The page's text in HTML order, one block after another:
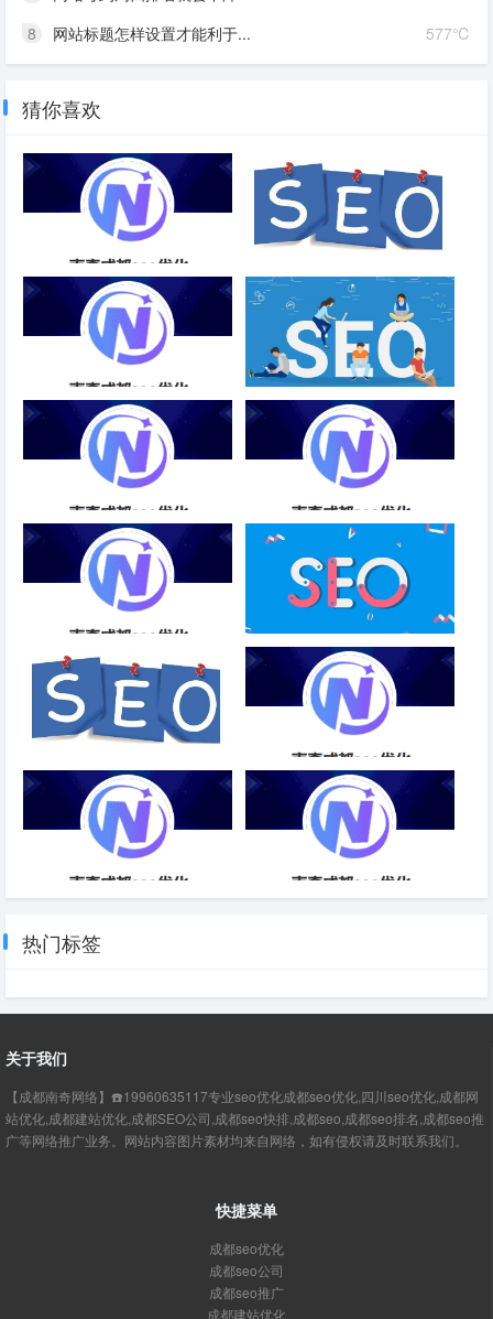
577℃
8 网站标题怎样设置才能利于...
猜你喜欢
智能小程序SEO优化-成都SEO
外链资源丰富的旧页面应该怎样
处理？
手机网站SEO排名优化方法-成
都SEO
买的域名目前还有词排名和收
录，更换内容以后还能不能用？
实惠的SEO优化排名收费低-成
都SEO
SEO关键词排名优化方案-成都
SEO
成都SEO
如何让用户看到你的网站第一眼
就觉得很正规呢？
企业SEO，怎么打造百度（4-
5）高权重网站，必备要素有哪
手机SEO排名优化软件运营-成
都SEO
热门标签
关于我们
【成都南奇网络】☎️19960635117专业seo优化成都seo优化,四川seo优化,成都网
站优化,成都建站优化,成都SEO公司,成都seo快排,成都seo,成都seo排名,成都seo推
广等网络推广业务。网站内容图片素材均来自网络，如有侵权请及时联系我们。
快捷菜单
成都seo优化
成都seo公司
成都seo推广
成都建站优化